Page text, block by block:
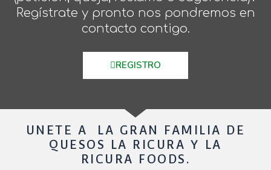
Regístrate y pronto nos pondremos en
contacto contigo.
REGISTRO
UNETE A LA GRAN FAMILIA DE
QUESOS LA RICURA Y LA
RICURA FOODS.